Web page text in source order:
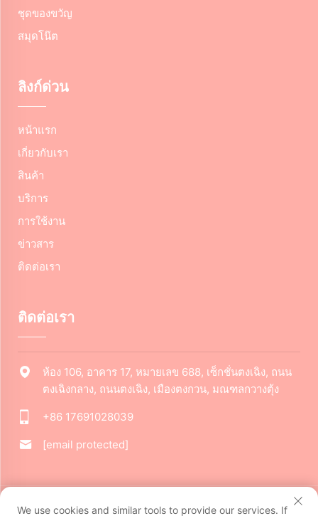
ชุดของขวัญ
สมุดโน๊ต
ลิงก์ด่วน
หน้าแรก
เกี่ยวกับเรา
สินค้า
บริการ
การใช้งาน
ข่าวสาร
ติดต่อเรา
ติดต่อเรา
ห้อง 106, อาคาร 17, หมายเลข 688, เซ็กชั่นตงเฉิง, ถนน
ตงเฉิงกลาง, ถนนตงเฉิง, เมืองตงกวน, มณฑลกวางตุ้ง
+86 17691028039
[email protected]
ลิขสิทธิ์ © 2024 บริษัท ตงกวนเจียรุย คัลเจอรัลครีเอทีฟ จำกัด สงวน
We use cookies and similar tools to provide our services. If